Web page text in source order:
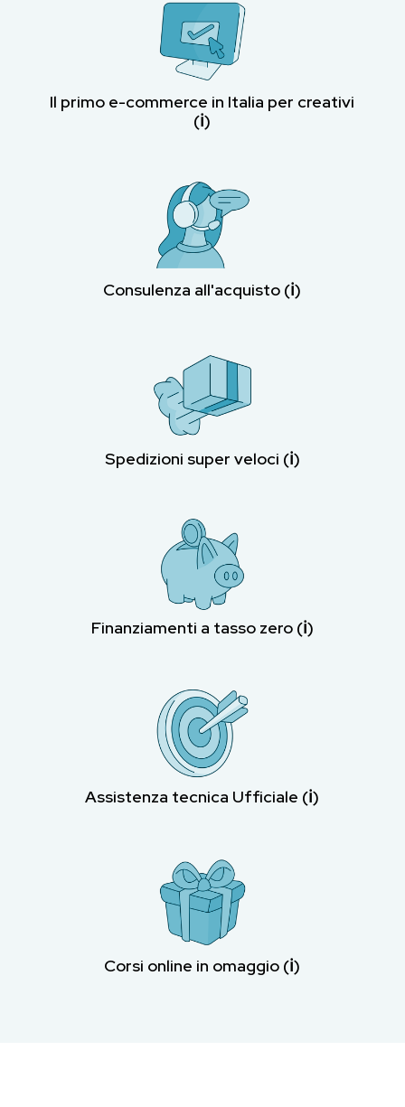
Il primo e-commerce in Italia per creativi
(ℹ︎)
Consulenza all'acquisto (ℹ︎)
Spedizioni super veloci (ℹ︎)
Finanziamenti a tasso zero (ℹ︎)
Assistenza tecnica Ufficiale (ℹ︎)
Corsi online in omaggio (ℹ︎)